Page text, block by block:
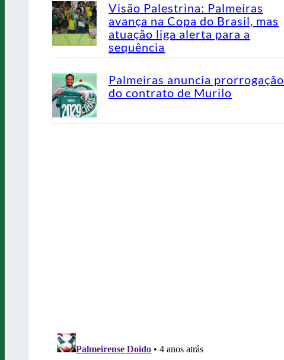
Visão Palestrina: Palmeiras
avança na Copa do Brasil, mas
atuação liga alerta para a
sequência
Palmeiras anuncia prorrogação
do contrato de Murilo